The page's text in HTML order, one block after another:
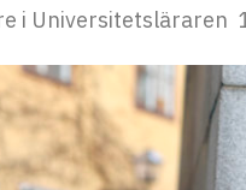
i Universitetsläraren